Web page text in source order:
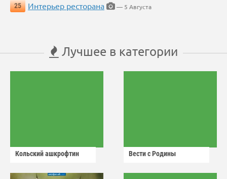
25
Интерьер ресторана — 5 Августа
Лучшее в категории
Кольский ашкрофтин Вести с Родины